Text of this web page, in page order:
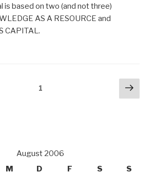
is based on two (and not three)
AS A RESOURCE and
CAPITAL.
1
August 2006
M D F S S